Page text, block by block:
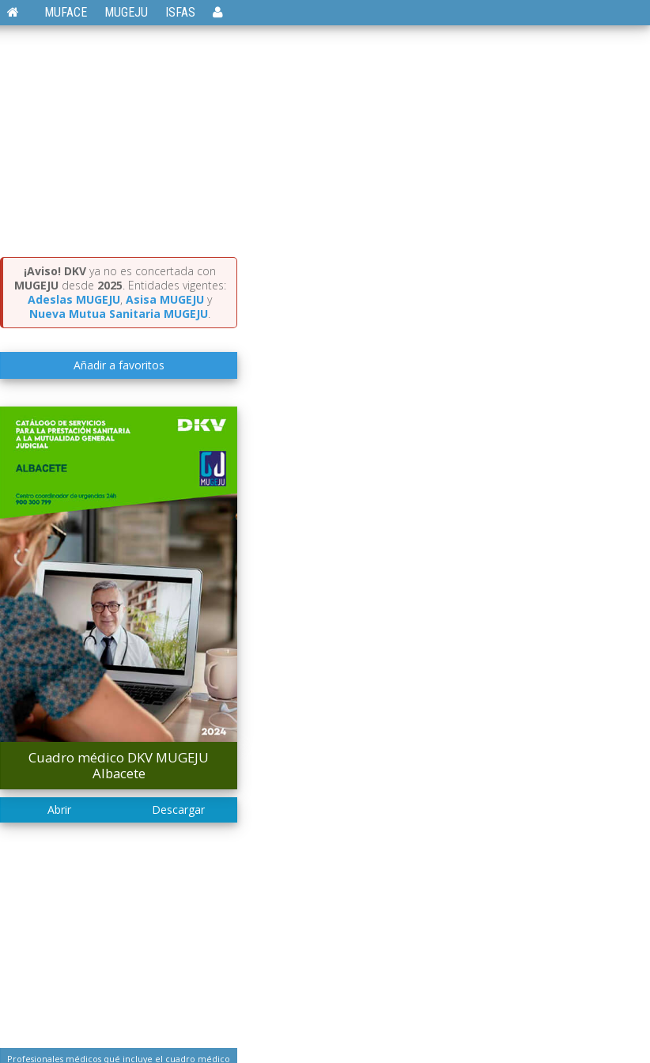
MUFACE MUGEJU ISFAS
¡Aviso! DKV ya no es concertada con
MUGEJU desde 2025. Entidades vigentes:
Adeslas MUGEJU, Asisa MUGEJU y
Nueva Mutua Sanitaria MUGEJU.
Cuadro médico DKV MUGEJU
Albacete
Profesionales médicos qué incluye el cuadro médico